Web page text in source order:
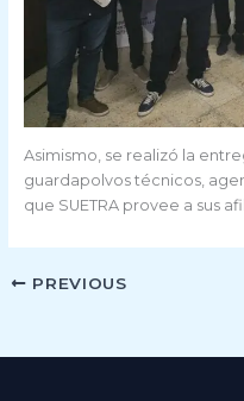
Asimismo, se realizó la
guardapolvos técnicos,
que SUETRA provee a sus
PREVIOUS